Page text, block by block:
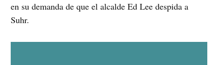
en su demanda de que el alcalde Ed Lee despida a
Suhr.